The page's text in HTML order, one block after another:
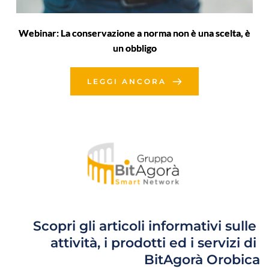
Webinar: La conservazione a norma non è una scelta, è
un obbligo
LEGGI ANCORA
Scopri gli articoli informativi sulle
attività, i prodotti ed i servizi di
BitAgorà Orobica